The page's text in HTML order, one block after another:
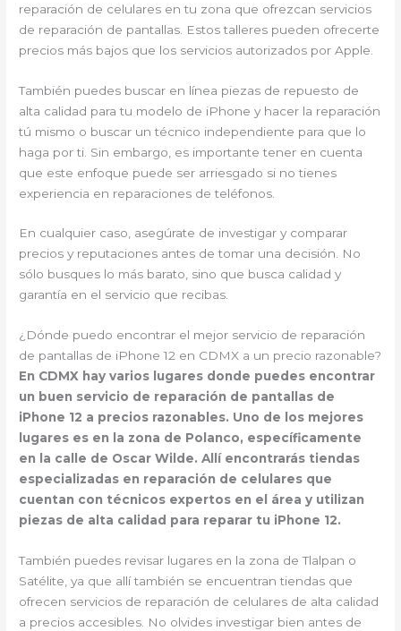
reparación de celulares en tu zona que ofrezcan servicios
de reparación de pantallas. Estos talleres pueden ofrecerte
precios más bajos que los servicios autorizados por Apple.
También puedes buscar en línea piezas de repuesto de
alta calidad para tu modelo de iPhone y hacer la reparación
tú mismo o buscar un técnico independiente para que lo
haga por ti. Sin embargo, es importante tener en cuenta
que este enfoque puede ser arriesgado si no tienes
experiencia en reparaciones de teléfonos.
En cualquier caso, asegúrate de investigar y comparar
precios y reputaciones antes de tomar una decisión. No
sólo busques lo más barato, sino que busca calidad y
garantía en el servicio que recibas.
¿Dónde puedo encontrar el mejor servicio de reparación
de pantallas de iPhone 12 en CDMX a un precio razonable?
En CDMX hay varios lugares donde puedes encontrar
un buen servicio de reparación de pantallas de
iPhone 12 a precios razonables. Uno de los mejores
lugares es en la zona de Polanco, específicamente
en la calle de Oscar Wilde. Allí encontrarás tiendas
especializadas en reparación de celulares que
cuentan con técnicos expertos en el área y utilizan
piezas de alta calidad para reparar tu iPhone 12.
También puedes revisar lugares en la zona de Tlalpan o
Satélite, ya que allí también se encuentran tiendas que
ofrecen servicios de reparación de celulares de alta calidad
a precios accesibles. No olvides investigar bien antes de